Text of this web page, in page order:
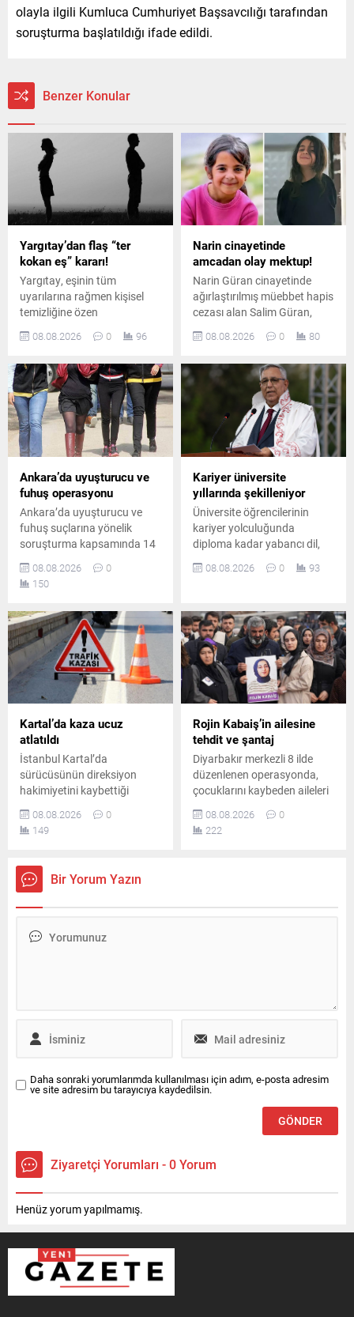
olayla ilgili Kumluca Cumhuriyet Başsavcılığı tarafından
soruşturma başlatıldığı ifade edildi.
Benzer Konular
Yargıtay’dan flaş “ter
kokan eş” kararı!
Yargıtay, eşinin tüm
uyarılarına rağmen kişisel
temizliğine özen
göstermeyen ve sürekli ter
koktuğu belirtilen erkeği
kusurlu kabul etti. Çiftin
boşanmasına karar verildi.
08.08.2026 0 96
Narin cinayetinde
amcadan olay mektup!
Narin Güran cinayetinde
ağırlaştırılmış müebbet hapis
cezası alan Salim Güran,
cezaevinden yazdığı
mektupta suçsuz olduğunu
failinin Nevzat Bahtiyar
olduğunu öne sürdü.
08.08.2026 0 80
Ankara’da uyuşturucu ve
fuhuş operasyonu
Ankara’da uyuşturucu ve
fuhuş suçlarına yönelik
soruşturma kapsamında 14
kararı verildi. Düzenlenen
operasyonda 8 şüpheli
şüphelilerin yakalanması için
çalışmalar sürüyor.
08.08.2026
0
150
Kariyer üniversite
yıllarında şekilleniyor
Üniversite öğrencilerinin
kariyer yolculuğunda
diploma kadar yabancı dil,
uygulamalı deneyimin de
gençlere önemli mesajlar
verdi.
08.08.2026 0 93
Kartal’da kaza ucuz
atlatıldı
İstanbul Kartal’da
sürücüsünün direksiyon
hakimiyetini kaybettiği
otomobilin park halindeki üç
araca çarpmasıyla meydana
gelen kazada iki kişi
hastaneye kaldırılırken polis
inceleme başlattı.
08.08.2026
0
149
Rojin Kabaiş’in ailesine
tehdit ve şantaj
Diyarbakır merkezli 8 ilde
düzenlenen operasyonda,
çocuklarını kaybeden aileleri
tehdit ve şantajla hedef
aldığı belirlenen 10 şüpheli
yakalandı. Şüphelilerden 2’si
08.08.2026
0
222
Bir Yorum Yazın
Daha sonraki yorumlarımda kullanılması için adım, e-posta adresim
ve site adresim bu tarayıcıya kaydedilsin.
Ziyaretçi Yorumları - 0 Yorum
Henüz yorum yapılmamış.